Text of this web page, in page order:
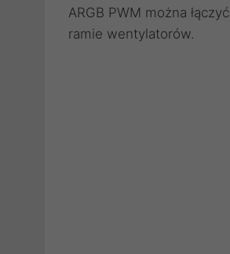
ARGB PWM można
ramie wentylatorów.